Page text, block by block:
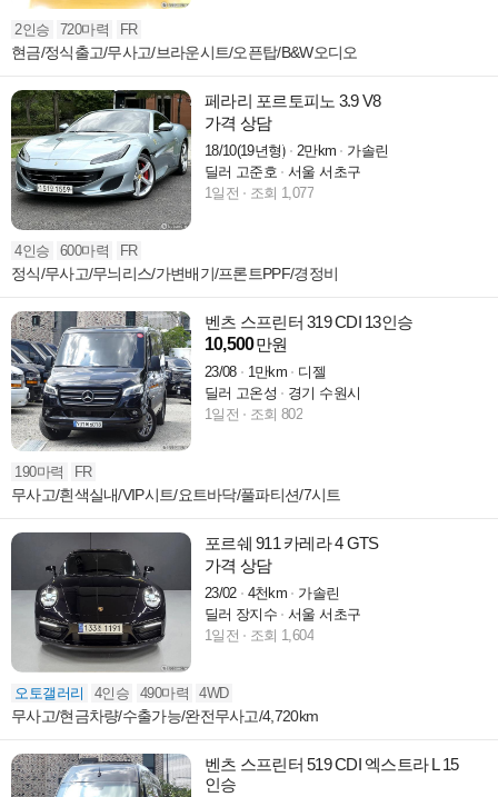
2인승 720마력 FR
현금/정식출고/무사고/브라운시트/오픈탑/B&W오디오
페라리 포르토피노 3.9 V8
가격 상담
18/10(19년형) 2만km
가솔린
딜러 고준호
서울 서초구
1일전
조회 1,077
4인승 600마력 FR
정식/무사고/무늬리스/가변배기/프론트PPF/경정비
벤츠 스프린터 319 CDI 13인승
10,500만원
23/08 1만km
디젤
딜러 고온성
경기 수원시
1일전
조회 802
190마력 FR
무사고/흰색실내/VIP시트/요트바닥/풀파티션/7시트
포르쉐 911 카레라 4 GTS
가격 상담
23/02 4천km
가솔린
딜러 장지수
서울 서초구
1일전
조회 1,604
오토갤러리 4인승 490마력 4WD
무사고/현금차량/수출가능/완전무사고/4,720km
벤츠 스프린터 519 CDI 엑스트라 L 15
인승